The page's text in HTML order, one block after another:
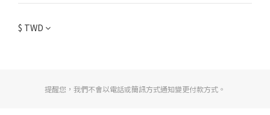
$ TWD
提醒您，我們不會以電話或簡訊方式通知變更付款方式。